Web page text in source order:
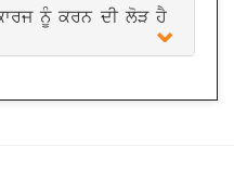
ਨੂੰ ਕਰਨ ਦੀ ਲੋੜ ਹੈ